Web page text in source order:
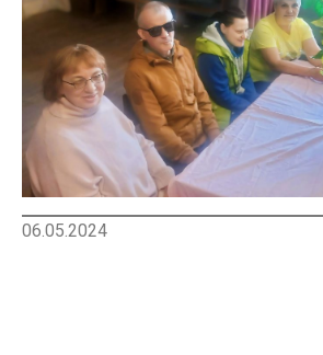
06.05.2024